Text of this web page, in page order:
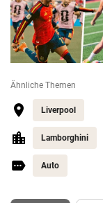
Ähnliche Themen
Liverpool
Lamborghini
Auto